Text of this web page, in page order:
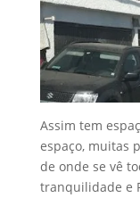
Assim tem
espaço, muitas
de onde se vê
tranquilidade e